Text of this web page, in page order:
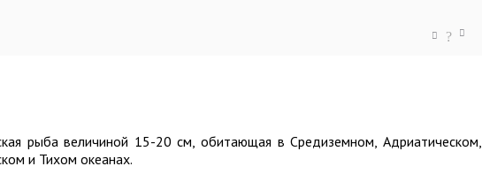
?
рыба величиной 15-20 см, обитающая в Средиземном, Адриатическом,
и Тихом океанах.